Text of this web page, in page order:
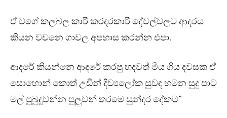
ඒ වගේ කලබල කාරී කරදරකාරී දේවල්වලට ආදරය
කියන වචනෙ ගාවල අපහාස කරන්න එපා.
ආදරේ කියන්නෙ ආදරේ කරපු හදවත් මිය ගිය දවසක ඒ
සොහොන් කොත් උඩින් දිව්‍යලෝක සුවඳ හමන සුදු පාට
මල් පුබුදුවන්න පුලුවන් තරමෙ සුන්දර දේකට”